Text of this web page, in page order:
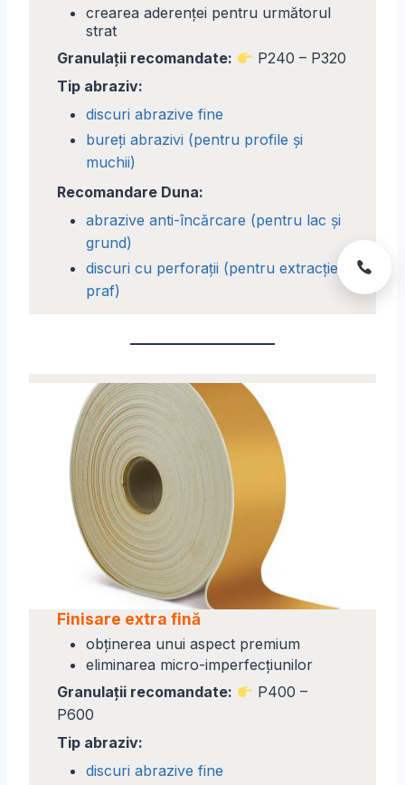
crearea aderenței pentru următorul
strat
Granulații recomandate:
P240 – P320
Tip abraziv:
discuri abrazive fine
bureți abrazivi (pentru profile și
muchii)
Recomandare Duna:
abrazive anti-încărcare (pentru lac și
grund)
discuri cu perforații (pentru extracție
praf)
Finisare extra fină
obținerea unui aspect premium
eliminarea micro-imperfecțiunilor
Granulații recomandate:
P400 –
P600
Tip abraziv:
discuri abrazive fine